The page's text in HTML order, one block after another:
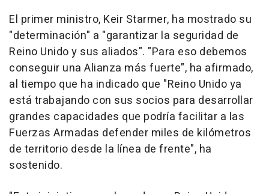
El primer ministro, Keir Starmer, ha mostrado su
"determinación" a "garantizar la seguridad de
Reino Unido y sus aliados". "Para eso debemos
conseguir una Alianza más fuerte", ha afirmado,
al tiempo que ha indicado que "Reino Unido ya
está trabajando con sus socios para desarrollar
grandes capacidades que podría facilitar a las
Fuerzas Armadas defender miles de kilómetros
de territorio desde la línea de frente", ha
sostenido.